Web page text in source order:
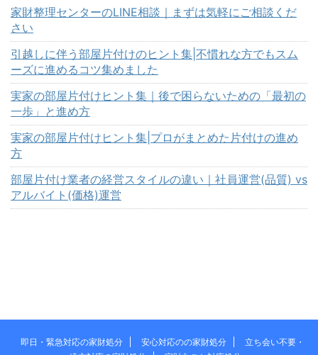
家財整理センターのLINE相談｜まずは気軽にご相談くだ
さい
引越しに伴う部屋片付けのヒント集|不慣れな方でもスム
ーズに進めるコツ集めました
実家の部屋片付けヒント集｜後で困らないための「最初の
一歩」と進め方
実家の部屋片付けヒント集|プロがまとめた片付けの進め
方
部屋片付け業者の経営スタイルの違い｜社員運営(品質) vs
アルバイト(価格)運営
即日・緊急対応の家財処分 安心対応のの家財処分
立ち会い不要・